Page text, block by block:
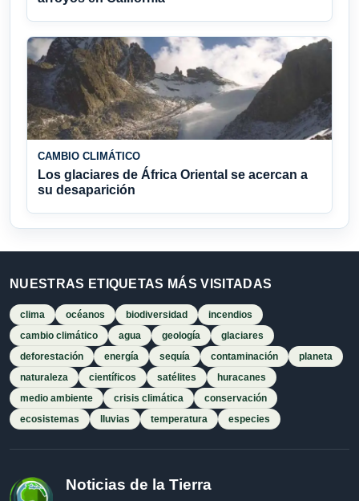
CAMBIO CLIMÁTICO
Los glaciares de África Oriental se acercan a
su desaparición
NUESTRAS ETIQUETAS MÁS VISITADAS
clima océanos biodiversidad
incendios
cambio climático
agua geología
glaciares
deforestación
energía sequía contaminación
planeta
naturaleza
científicos satélites
huracanes
medio ambiente
crisis climática
conservación
ecosistemas
lluvias temperatura especies
Noticias de la Tierra